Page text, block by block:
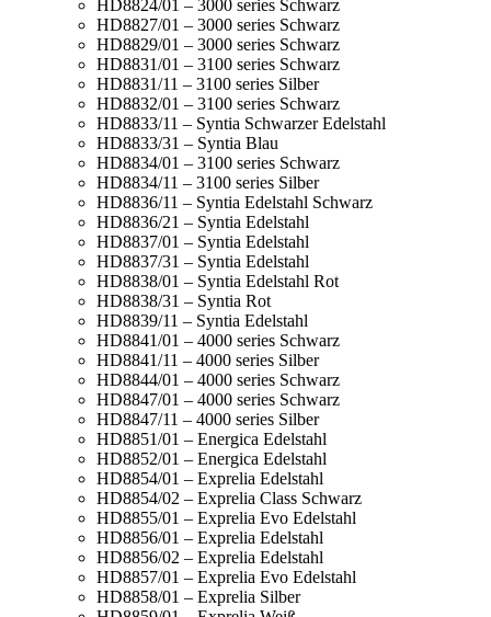
HD8824/01 – 3000 series Schwarz
HD8827/01 – 3000 series Schwarz
HD8829/01 – 3000 series Schwarz
HD8831/01 – 3100 series Schwarz
HD8831/11 – 3100 series Silber
HD8832/01 – 3100 series Schwarz
HD8833/11 – Syntia Schwarzer Edelstahl
HD8833/31 – Syntia Blau
HD8834/01 – 3100 series Schwarz
HD8834/11 – 3100 series Silber
HD8836/11 – Syntia Edelstahl Schwarz
HD8836/21 – Syntia Edelstahl
HD8837/01 – Syntia Edelstahl
HD8837/31 – Syntia Edelstahl
HD8838/01 – Syntia Edelstahl Rot
HD8838/31 – Syntia Rot
HD8839/11 – Syntia Edelstahl
HD8841/01 – 4000 series Schwarz
HD8841/11 – 4000 series Silber
HD8844/01 – 4000 series Schwarz
HD8847/01 – 4000 series Schwarz
HD8847/11 – 4000 series Silber
HD8851/01 – Energica Edelstahl
HD8852/01 – Energica Edelstahl
HD8854/01 – Exprelia Edelstahl
HD8854/02 – Exprelia Class Schwarz
HD8855/01 – Exprelia Evo Edelstahl
HD8856/01 – Exprelia Edelstahl
HD8856/02 – Exprelia Edelstahl
HD8857/01 – Exprelia Evo Edelstahl
HD8858/01 – Exprelia Silber